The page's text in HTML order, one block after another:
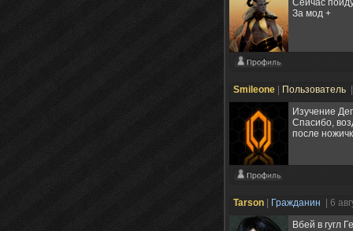
Сейчас
За мод +
Smileone Пользователь
Изучение
Спасибо,
после
Tarson Гражданин
| 6
Вбей в гугл